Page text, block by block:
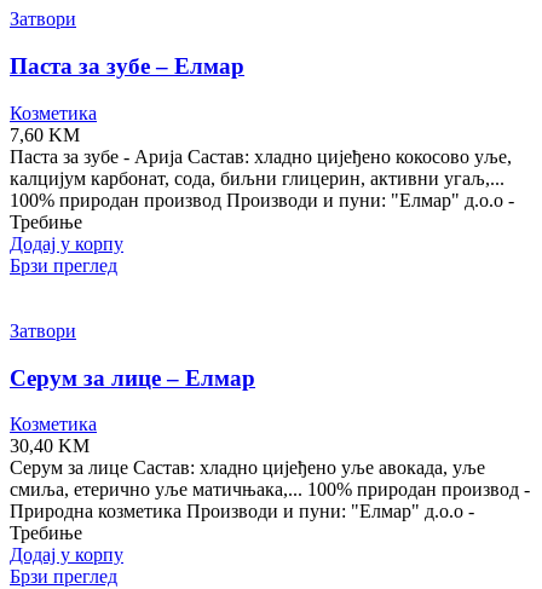
Затвори
Паста за зубе – Елмар
Козметика
7,60 KM
Паста за зубе - Арија Састав: хладно цијеђено кокосово уље,
калцијум карбонат, сода, биљни глицерин, активни угаљ,...
100% природан производ Производи и пуни: "Елмар" д.о.о -
Требиње
Додај у корпу
Брзи преглед
Затвори
Серум за лице – Елмар
Козметика
30,40 KM
Серум за лице Састав: хладно цијеђено уље авокада, уље
смиља, етерично уље матичњака,... 100% природан производ -
Природна козметика Производи и пуни: "Елмар" д.о.о -
Требиње
Додај у корпу
Брзи преглед